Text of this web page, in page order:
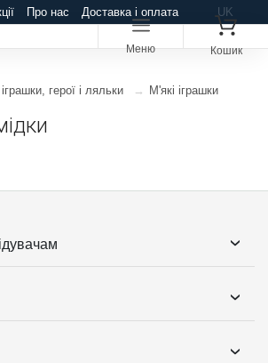
Про нас
Доставка і оплата
UK
Меню Кошик
герої і ляльки М'які іграшки